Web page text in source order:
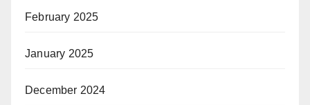
February 2025
January 2025
December 2024